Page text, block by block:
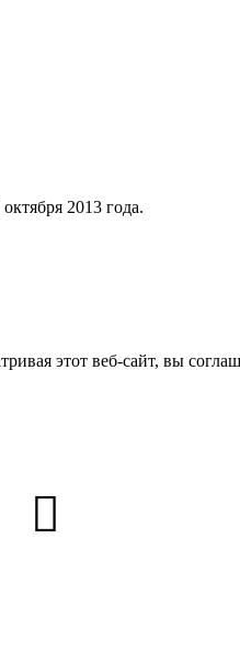
2013 года.
этот веб-сайт, вы